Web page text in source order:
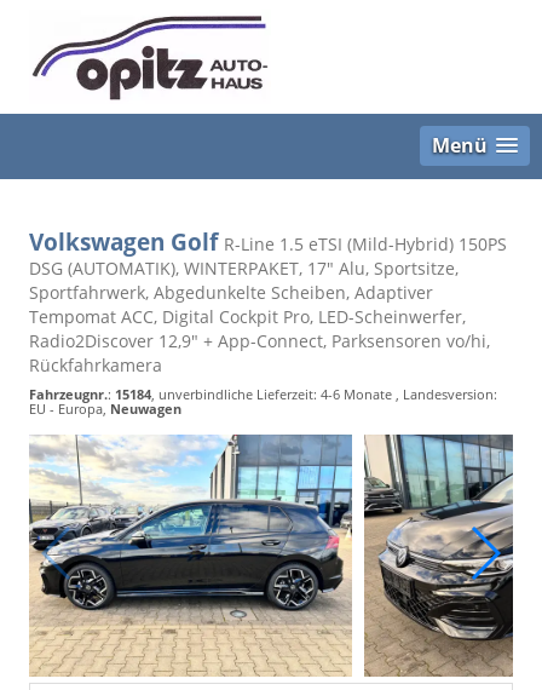
Menü
Volkswagen Golf R-Line 1.5 eTSI (Mild-Hybrid) 150PS
DSG (AUTOMATIK), WINTERPAKET, 17" Alu, Sportsitze,
Sportfahrwerk, Abgedunkelte Scheiben, Adaptiver
Tempomat ACC, Digital Cockpit Pro, LED-Scheinwerfer,
Radio2Discover 12,9" + App-Connect, Parksensoren vo/hi,
Rückfahrkamera
Fahrzeugnr.: 15184, unverbindliche Lieferzeit: 4-6 Monate , Landesversion:
EU - Europa, Neuwagen